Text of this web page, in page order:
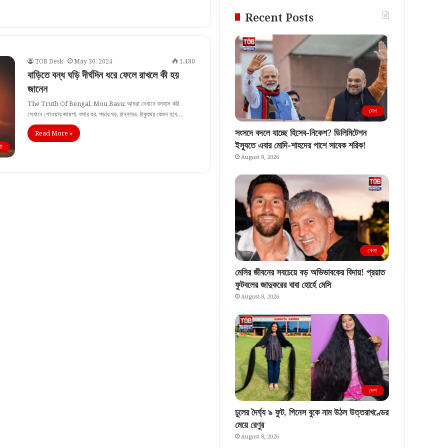
TOB Desk May 30, 2024 1,480
বাড়িতে বন্ধ ঘড়ি দীর্ঘদিন ধরে ফেলে রাখলে কী হয়
জানেন
The Truth Of Bengal, Mou Basu: আমরা যেখানে বসবাস করি
সেখানে শোওয়ার জায়গা, বসার ঘর, পড়ার ঘর, রান্নাঘর, ঠাকুরঘর কেমন হবে…
Read More »
Recent Posts
দেশ
সংসদে বদলে যাচ্ছে হিসেব-নিকেশ? ডিলিমিটেশন
ইস্যুতে এবার মোদি-শাহদের পাশে সাবেক শরিক!
August 8, 2026
খেলা
মেসির জীবনের সবচেয়ে বড় অভিভাবকের বিদায়! প্রয়াত
ফুটবলের জাদুকরের বাবা হোর্হে মেসি
August 8, 2026
দেশ
চুলের দৈর্ঘ্য ৯ ফুট, গিনেস বুকে নাম উঠল উত্তরাখণ্ডের
মেয়ে রেণুর
August 8, 2026